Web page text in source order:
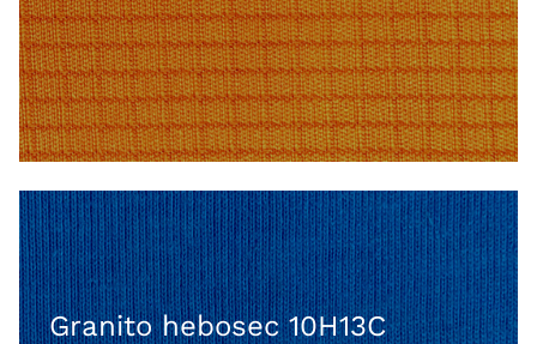
Granito hebosec 10H13C